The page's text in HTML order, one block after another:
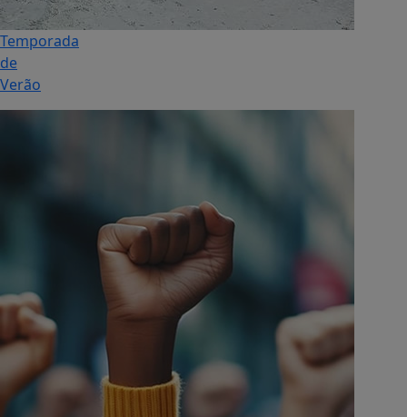
Temporada
de
Verão